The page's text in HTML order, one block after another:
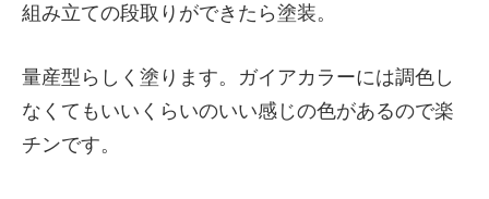
組み立ての段取りができたら塗装。
量産型らしく塗ります。ガイアカラーには調色し
なくてもいいくらいのいい感じの色があるので楽
チンです。